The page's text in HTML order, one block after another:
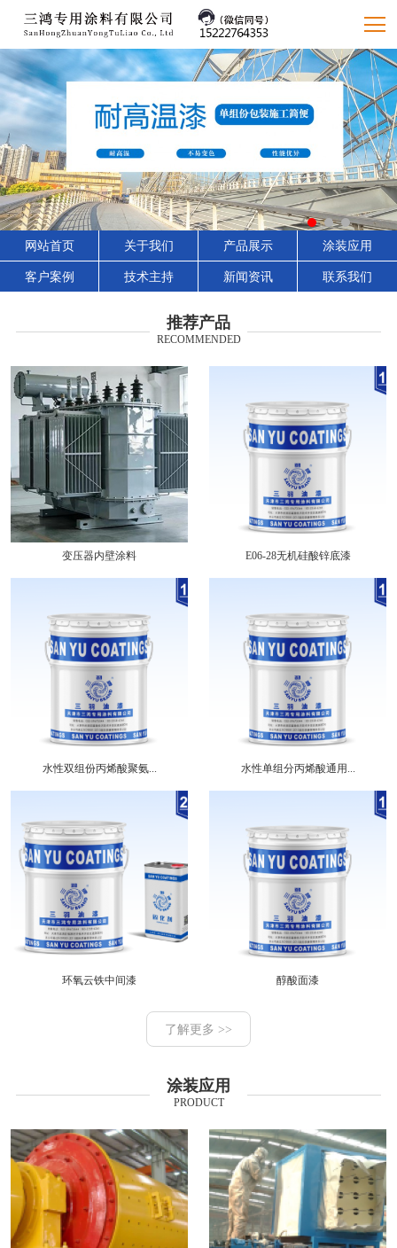
网站首页 关于我们 产品展示 涂装应用
客户案例 技术主持 新闻资讯 联系我们
推荐产品
RECOMMENDED
变压器内壁涂料 E06-28无机硅酸锌底漆
水性双组份丙烯酸聚氨... 水性单组分丙烯酸通用...
环氧云铁中间漆 醇酸面漆
了解更多 >>
涂装应用
PRODUCT